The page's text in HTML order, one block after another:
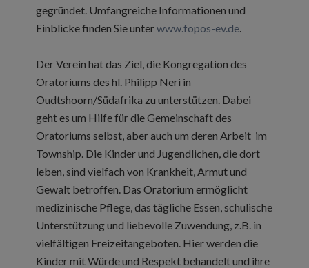
gegründet. Umfangreiche Informationen und
Einblicke finden Sie unterwww.fopos-ev.de.
Der Verein hat das Ziel, die Kongregation des
Oratoriums des hl. Philipp Neri in
Oudtshoorn/Südafrika zu unterstützen. Dabei
geht es um Hilfe für die Gemeinschaft des
Oratoriums selbst, aber auch um deren Arbeit im
Township. Die Kinder und Jugendlichen, die dort
leben, sind vielfach von Krankheit, Armut und
Gewalt betroffen. Das Oratorium ermöglicht
medizinische Pflege, das tägliche Essen, schulische
Unterstützung und liebevolle Zuwendung, z.B. in
vielfältigen Freizeitangeboten. Hier werden die
Kinder mit Würde und Respekt behandelt und ihre